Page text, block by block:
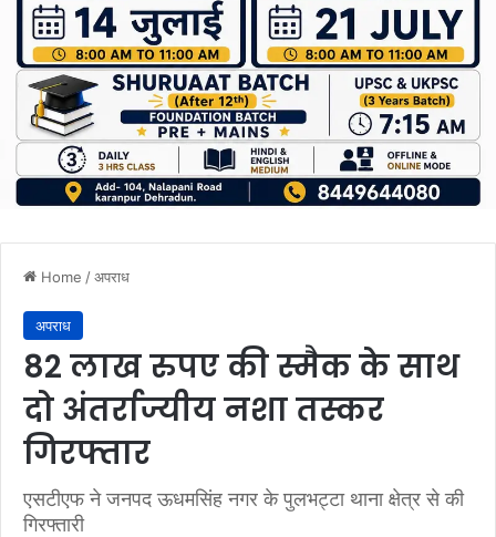
Home /अपराध
अपराध
82 लाख रुपए की स्मैक के साथ
दो अंतर्राज्यीय नशा तस्कर
गिरफ्तार
एसटीएफ ने जनपद ऊधमसिंह नगर के पुलभट्टा थाना क्षेत्र से की
गिरफ्तारी